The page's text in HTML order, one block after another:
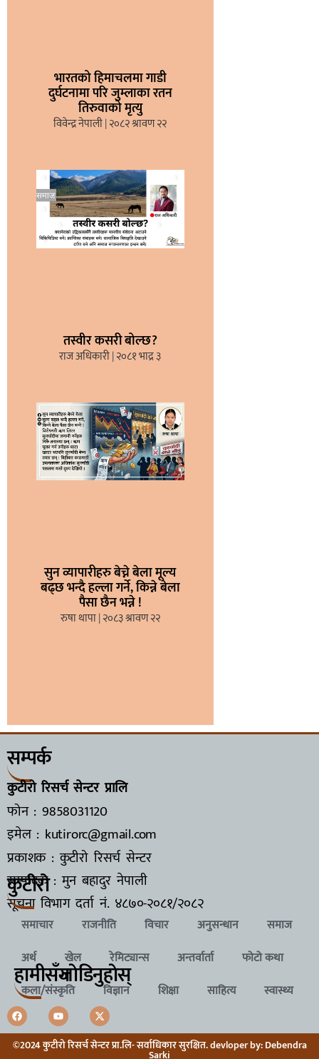
भारतको हिमाचलमा गाडी
दुर्घटनामा परि जुम्लाका रतन
तिरुवाको मृत्यु
विवेन्द्र नेपाली २०८२ श्रावण २२
तस्वीर कसरी बोल्छ?
राज अधिकारी २०८१ भाद्र ३
सुन व्यापारीहरु बेच्ने बेला मूल्य
बढ्छ भन्दै हल्ला गर्ने, किन्ने बेला
पैसा छैन भन्ने !
रुषा थापा २०८३ श्रावण २२
सम्पर्क
कुटीरो रिसर्च सेन्टर प्रालि
फोन : 9858031120
इमेल : kutirorc@gmail.com
प्रकाशक : कुटीरो रिसर्च सेन्टर
सम्पादक : मुन बहादुर नेपाली
सूचना विभाग दर्ता नं. ४८७०-२०८१/२०८२
कुटीरो
समाचार राजनीति विचार अनुसन्धान
समाज
अर्थ
खेल रेमिट्यान्स अन्तर्वार्ता
फोटो कथा
कला/संस्कृति
विज्ञान शिक्षा साहित्य स्वास्थ्य
हामीसँगजाेडिनुहाेस्
©2024 कुटीरो रिसर्च सेन्टर प्रा.लि- सर्वाधिकार सुरक्षित. devloper by: Debendra
Sarki